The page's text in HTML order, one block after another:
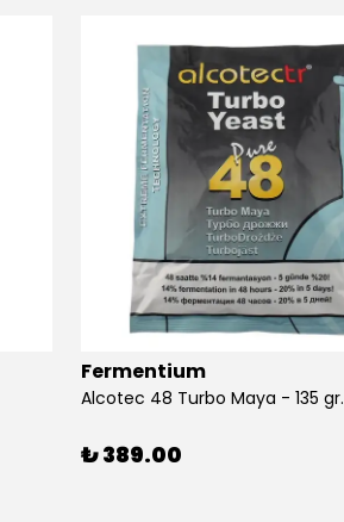
Fermentium
Alcotec 48 Turbo Maya - 135 gr.
₺ 389.00